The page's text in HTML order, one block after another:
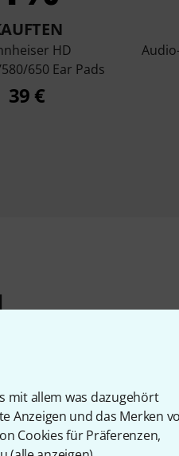
mit allem was dazugehört
Anzeigen und das Merken
Cookies für Präferenzen,
HD
650 Ear Pads
39 €